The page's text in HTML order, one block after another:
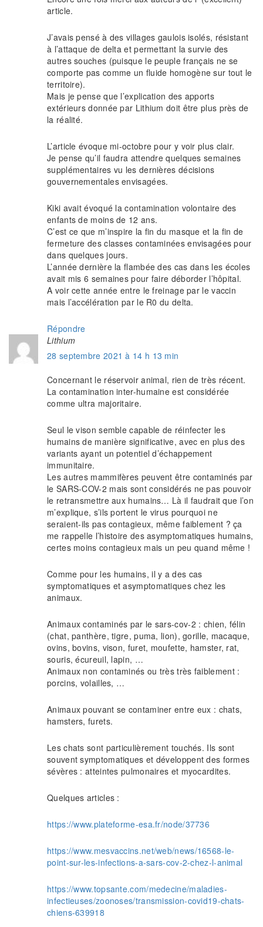
article.
J’avais pensé à des villages gaulois isolés, résistant
à l’attaque de delta et permettant la survie des
autres souches (puisque le peuple français ne se
comporte pas comme un fluide homogène sur tout le
territoire).
Mais je pense que l’explication des apports
extérieurs donnée par Lithium doit être plus près de
la réalité.
L’article évoque mi-octobre pour y voir plus clair.
Je pense qu’il faudra attendre quelques semaines
supplémentaires vu les dernières décisions
gouvernementales envisagées.
Kiki avait évoqué la contamination volontaire des
enfants de moins de 12 ans.
C’est ce que m’inspire la fin du masque et la fin de
fermeture des classes contaminées envisagées pour
dans quelques jours.
L’année dernière la flambée des cas dans les écoles
avait mis 6 semaines pour faire déborder l’hôpital.
A voir cette année entre le freinage par le vaccin
mais l’accélération par le R0 du delta.
Répondre
Lithium
28 septembre 2021 à 14 h 13 min
Concernant le réservoir animal, rien de très récent.
La contamination inter-humaine est considérée
comme ultra majoritaire.
Seul le vison semble capable de réinfecter les
humains de manière significative, avec en plus des
variants ayant un potentiel d’échappement
immunitaire.
Les autres mammifères peuvent être contaminés par
le SARS-COV-2 mais sont considérés ne pas pouvoir
le retransmettre aux humains… Là il faudrait que l’on
m’explique, s’ils portent le virus pourquoi ne
seraient-ils pas contagieux, même faiblement ? ça
me rappelle l’histoire des asymptomatiques humains,
certes moins contagieux mais un peu quand même !
Comme pour les humains, il y a des cas
symptomatiques et asymptomatiques chez les
animaux.
Animaux contaminés par le sars-cov-2 : chien, félin
(chat, panthère, tigre, puma, lion), gorille, macaque,
ovins, bovins, vison, furet, moufette, hamster, rat,
souris, écureuil, lapin, …
Animaux non contaminés ou très très faiblement :
porcins, volailles, …
Animaux pouvant se contaminer entre eux : chats,
hamsters, furets.
Les chats sont particulièrement touchés. Ils sont
souvent symptomatiques et développent des formes
sévères : atteintes pulmonaires et myocardites.
Quelques articles :
https://www.plateforme-esa.fr/node/37736
https://www.mesvaccins.net/web/news/16568-le-
point-sur-les-infections-a-sars-cov-2-chez-l-animal
https://www.topsante.com/medecine/maladies-
infectieuses/zoonoses/transmission-covid19-chats-
chiens-639918